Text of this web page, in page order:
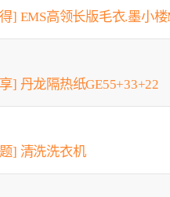
] EMS高领长版毛衣.墨小楼
] 丹龙隔热纸GE55+33+22
] 清洗洗衣机